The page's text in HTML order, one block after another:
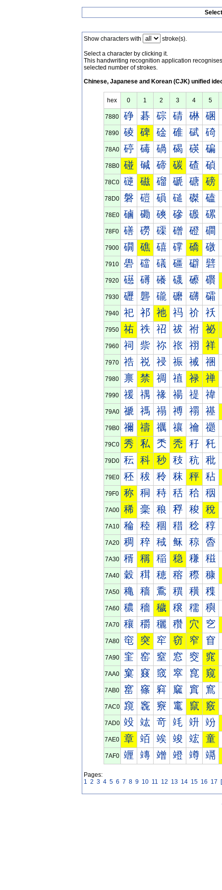
Show characters with stroke(s).
Select a character by clicking it.
This handwriting recognition application
selected number of strokes.
Chinese, Japanese and Korean (CJK) unified
hex 0 1 2 3 4 5
7880 碀 碁 碂 碃 碄 碅
7890 碐 碑 碒 碓 碔 碕
78A0 碠 碡 碢 碣 碤 碥
78B0 碰 碱 碲 碳 碴 碵
78C0 磀 磁 磂 磃 磄 磅
78D0 磐 磑 磒 磓 磔 磕
78E0 磠 磡 磢 磣 磤 磥
78F0 磰 磱 磲 磳 磴 磵
7900 礀 礁 礂 礃 礄 礅
7910 礐 礑 礒 礓 礔 礕
7920 礠 礡 礢 礣 礤 礥
7930 礰 礱 礲 礳 礴 礵
7940 祀 祁 祂 祃 祄 祅
7950 祐 祑 祒 祓 祔 祕
7960 祠 祡 祢 祣 祤 祥
7970 祰 祱 祲 祳 祴 祵
7980 禀 禁 禂 禃 禄 禅
7990 禐 禑 禒 禓 禔 禕
79A0 禠 禡 禢 禣 禤 禥
79B0 禰 禱 禲 禳 禴 禵
79C0 秀 私 秂 秃 秄 秅
79D0 秐 科 秒 秓 秔 秕
79E0 秠 秡 秢 秣 秤 秥
79F0 称 秱 秲 秳 秴 秵
7A00 稀 稁 稂 稃 稄 稅
7A10 稐 稑 稒 稓 稔 稕
7A20 稠 稡 稢 稣 稤 稥
7A30 稰 稱 稲 稳 稴 稵
7A40 穀 穁 穂 穃 穄 穅
7A50 穐 穑 穒 穓 穔 穕
7A60 穠 穡 穢 穣 穤 穥
7A70 穰 穱 穲 穳 穴 穵
7A80 窀 突 窂 窃 窄 窅
7A90 窐 窑 窒 窓 窔 窕
7AA0 窠 窡 窢 窣 窤 窥
7AB0 窰 窱 窲 窳 窴 窵
7AC0 竀 竁 竂 竃 竄 竅
7AD0 竐 竑 竒 竓 竔 竕
7AE0 章 竡 竢 竣 竤 童
7AF0 竰 竱 竲 竳 竴 竵
Pages:
1 2 3 4 5 6 7 8 9 10 11 12 13 14 15 16 17